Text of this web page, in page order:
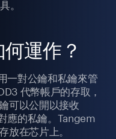
。
運作？
一對公鑰和私鑰來管
代幣帳戶的存取，
可以公開以接收
應的私鑰。Tangem
在芯片上。